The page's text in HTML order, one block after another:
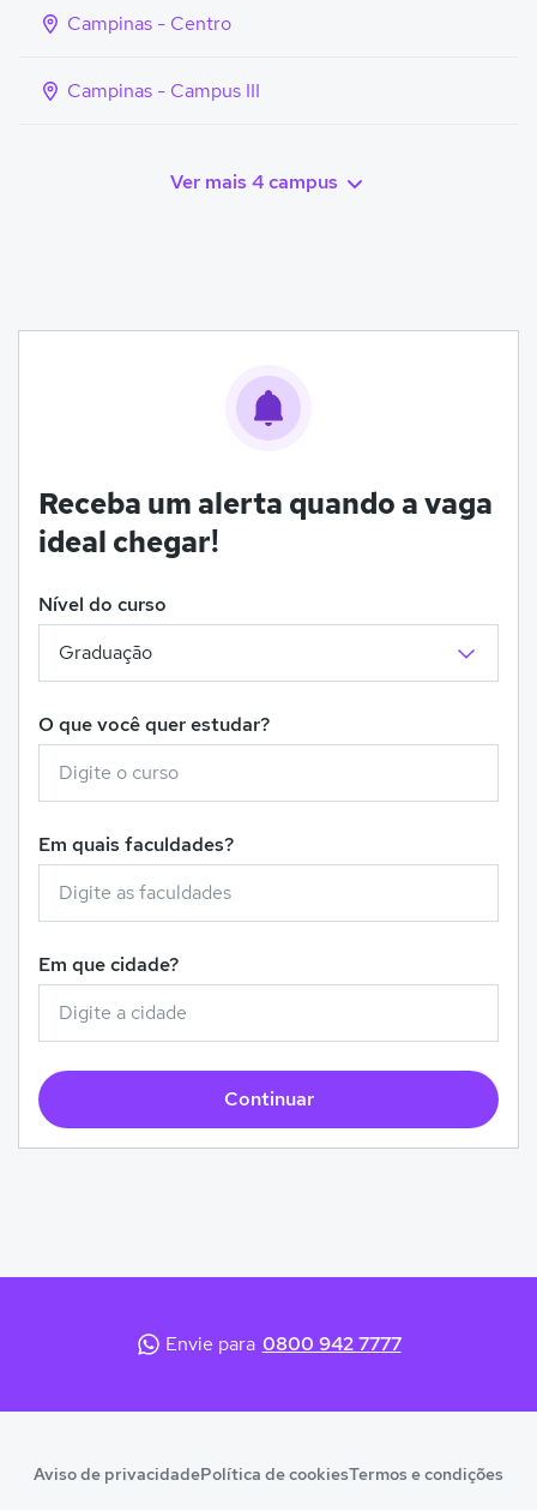
Campinas - Centro
Campinas - Campus III
Ver mais 4 campus
Receba um alerta quando a vaga
ideal chegar!
Nível do curso
O que você quer estudar?
Em quais faculdades?
Em que cidade?
Continuar
Envie para 0800 942 7777
Aviso de privacidadePolítica de cookiesTermos e condições